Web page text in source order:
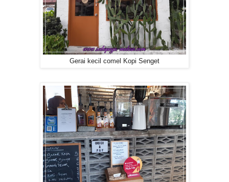
Gerai kecil comel Kopi Senget